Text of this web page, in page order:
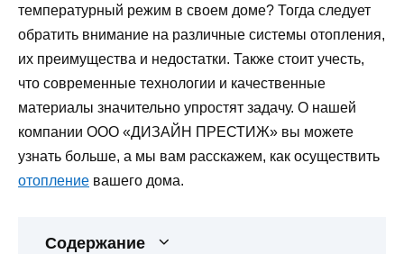
температурный режим в своем доме? Тогда следует
обратить внимание на различные системы отопления,
их преимущества и недостатки. Также стоит учесть,
что современные технологии и качественные
материалы значительно упростят задачу. О нашей
компании ООО «ДИЗАЙН ПРЕСТИЖ» вы можете
узнать больше, а мы вам расскажем, как осуществить
отопление вашего дома.
Содержание